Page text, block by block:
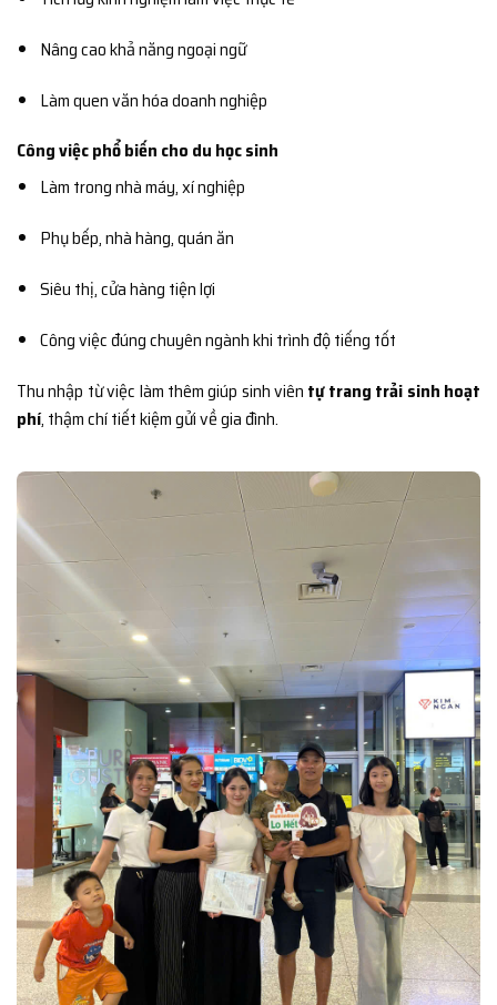
Nâng cao khả năng ngoại ngữ
Làm quen văn hóa doanh nghiệp
Công việc phổ biến cho du học sinh
Làm trong nhà máy, xí nghiệp
Phụ bếp, nhà hàng, quán ăn
Siêu thị, cửa hàng tiện lợi
Công việc đúng chuyên ngành khi trình độ tiếng tốt
Thu nhập từ việc làm thêm giúp sinh viên tự trang trải sinh hoạt
phí, thậm chí tiết kiệm gửi về gia đình.